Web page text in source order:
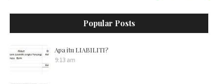
Popular Posts
Apa itu LIABILITI?
9:13 am